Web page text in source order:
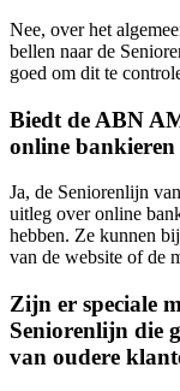
Nee, over het
bellen naar de
goed om dit te
Biedt de ABN
online bankieren
Ja, de Seniorenlijn
uitleg over online
hebben. Ze kunnen
van de website of de
Zijn er speciale
Seniorenlijn die
van oudere